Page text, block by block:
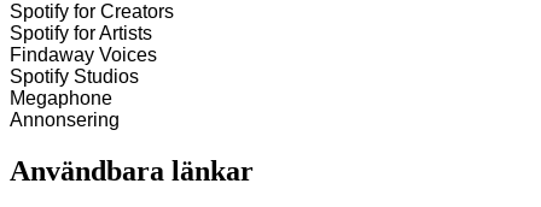
Spotify for Creators
Spotify for Artists
Findaway Voices
Spotify Studios
Megaphone
Annonsering
Användbara länkar